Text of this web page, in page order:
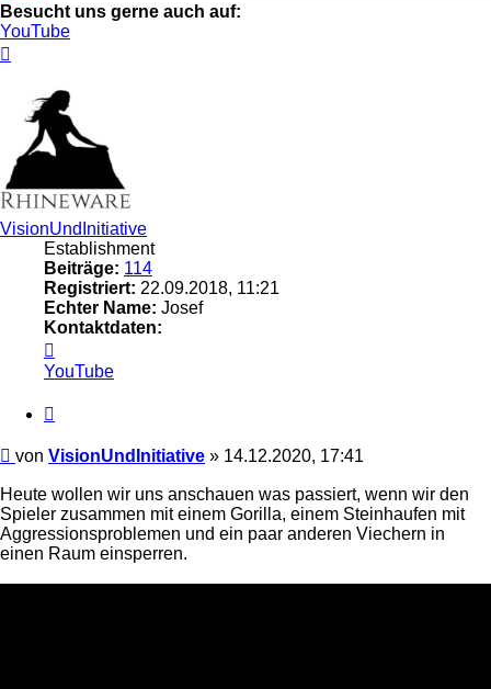
Besucht uns gerne auch auf:
YouTube
VisionUndInitiative
Establishment
Beiträge: 114
Registriert: 22.09.2018, 11:21
Echter Name: Josef
Kontaktdaten:
von
VisionUndInitiative
YouTube
Beitrag
von VisionUndInitiative » 14.12.2020, 17:41
Heute wollen wir uns anschauen was passiert, wenn wir den
Spieler zusammen mit einem Gorilla, einem Steinhaufen mit
Aggressionsproblemen und ein paar anderen Viechern in
einen Raum einsperren.